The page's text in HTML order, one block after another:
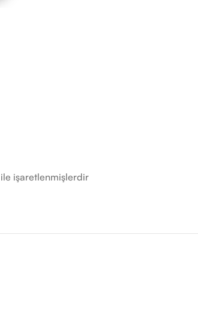
ile işaretlenmişlerdir